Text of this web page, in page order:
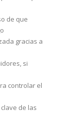
de que
gracias a
si
controlar el
de las